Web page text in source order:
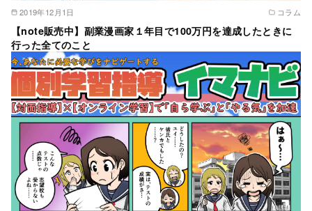
2019年12月1日 コラム
【note販売中】副業漫画家１年目で100万円を達成したときに
行った全てのこと